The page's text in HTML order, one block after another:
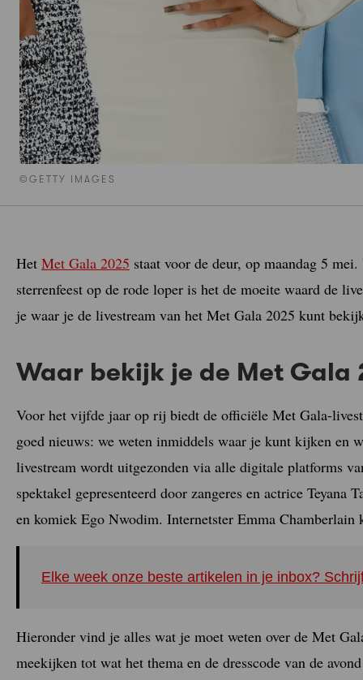
©GETTY IMAGES
Het Met Gala 2025 staat voor de deur, op maandag 5
sterrenfeest op de rode loper is het de moeite waard de
je waar je de livestream van het Met Gala 2025 kunt
Waar bekijk je de Met Gala
Voor het vijfde jaar op rij biedt de officiële Met Gala-
goed nieuws: we weten inmiddels waar je kunt kijken en
livestream wordt uitgezonden via alle digitale platforms
spektakel gepresenteerd door zangeres en actrice
en komiek Ego Nwodim. Internetster Emma Chamberlain
Elke week onze beste artikelen in je inbox?
Hieronder vind je alles wat je moet weten over de Met
meekijken tot wat het thema en de dresscode van de